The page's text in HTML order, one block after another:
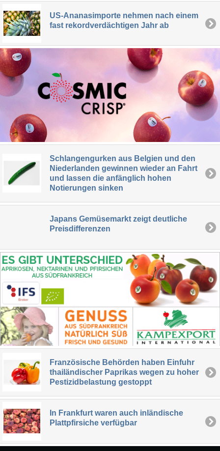
US-Ananasimporte nehmen nach einem
fast rekordverdächtigen Jahr ab
Schlangengurken aus Belgien und den
Niederlanden gewinnen wieder an Fahrt
und lassen die anfänglich hohen
Notierungen sinken
Japans Gemüsemarkt zeigt deutliche
Preisdifferenzen
Französische Behörden haben Einfuhr
thailändischer Paprikas wegen zu hoher
Pestizidbelastung gestoppt
In Frankfurt waren auch inländische
Plattpfirsiche verfügbar